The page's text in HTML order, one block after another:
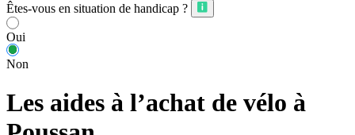
Êtes-vous en situation de handicap ?
Oui
Non
Les aides à l’achat de vélo à